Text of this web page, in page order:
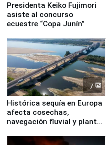
Presidenta Keiko Fujimori
asiste al concurso
ecuestre “Copa Junín”
7
Histórica sequía en Europa
afecta cosechas,
navegación fluvial y plantas